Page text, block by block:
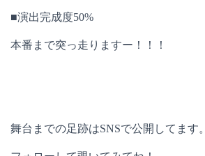
■演出完成度50%
本番まで突っ走りますー！！！
舞台までの足跡はSNSで公開してます。